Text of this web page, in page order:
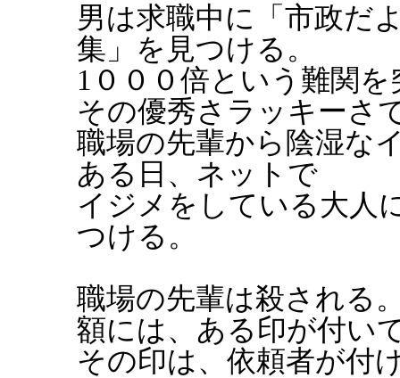
男は求職中に「市政だ
集」を見つける。
1０００倍という難関
その優秀さラッキーさ
職場の先輩から陰湿な
ある日、ネットで
イジメをしている大人
つける。
職場の先輩は殺される
額には、ある印が付い
その印は、依頼者が付